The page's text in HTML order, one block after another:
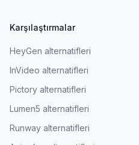
Karşılaştırmalar
HeyGen alternatifleri
InVideo alternatifleri
Pictory alternatifleri
Lumen5 alternatifleri
Runway alternatifleri